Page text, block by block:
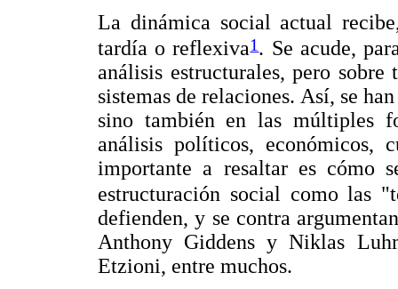
La dinámica social actual
tardía o reflexiva1. Se acude,
análisis estructurales, pero
sistemas de relaciones. Así, se
sino también en las múltiples
análisis políticos, económicos,
importante a resaltar es cómo
estructuración social como las
defienden, y se contra
Anthony Giddens y Niklas
Etzioni, entre muchos.